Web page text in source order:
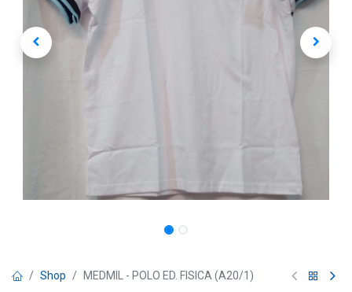
Shop MEDMIL - POLO ED. FISICA (A20/1)